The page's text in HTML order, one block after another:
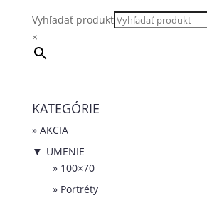
Vyhľadať produkt
×
KATEGÓRIE
AKCIA
▼ UMENIE
100×70
Portréty